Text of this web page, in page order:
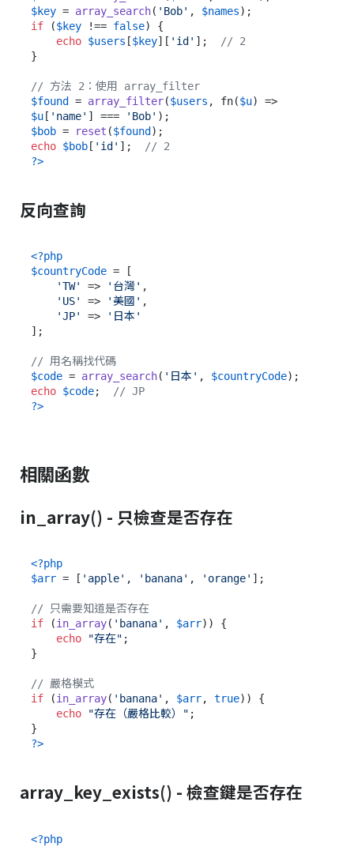
$key = array_search( 'Bob' , $names
if ($key !== false) {
echo $users [$key][ 'id' ];
// 2
}
// 方法 2：使用 array_filter
$found
= array_filter($users , fn($u
$u [ 'name' ] === 'Bob'
$bob = reset ($found
echo $bob [ 'id' ];
// 2
?>
反向查詢
<?php
$countryCode = [
'TW'
=> '台灣' ,
'US'
=> '美國' ,
'JP'
=>
'日本'
];
// 用名稱找代碼
$code = array_search( '日本' , $countryCode
echo $code; // JP
?>
相關函數
in_array() - 只檢查是否存在
<?php
$arr = [ 'apple' , 'banana' , 'orange' ];
// 只需要知道是否存在
if (in_array( 'banana' , $arr)) {
echo
"存在" ;
}
// 嚴格模式
if (in_array( 'banana' , $arr, true)) {
echo
"存在（嚴格比較）" ;
?>
array_key_exists() - 檢查鍵是否存在
<?php